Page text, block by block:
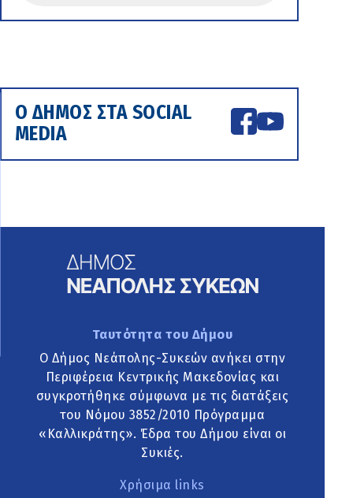
Ο ΔΗΜΟΣ ΣΤΑ SOCIAL
MEDIA
Ταυτότητα του Δήμου
Ο Δήμος Νεάπολης-Συκεών ανήκει στην
Περιφέρεια Κεντρικής Μακεδονίας και
συγκροτήθηκε σύμφωνα με τις διατάξεις
του Νόμου 3852/2010 Πρόγραμμα
«Καλλικράτης». Έδρα του Δήμου είναι οι
Συκιές.
Χρήσιμα links